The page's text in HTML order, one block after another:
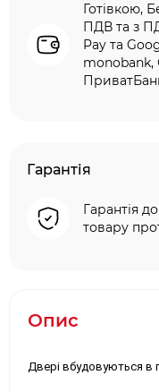
Готівкою,
ПДВ та з
Pay та
monobank,
Гарантія
Гарантія
товару
Опис
Двері вбудовуються в